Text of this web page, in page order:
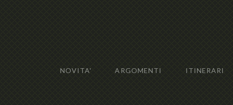
NOVITA' ARGOMENTI ITINERARI